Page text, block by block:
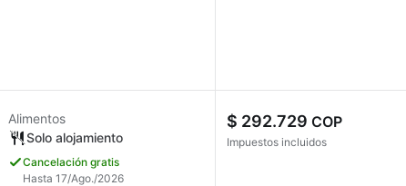
Alimentos
Solo alojamiento
Cancelación gratis
Hasta 17/Ago./2026
$ 292.729 COP
Impuestos incluidos